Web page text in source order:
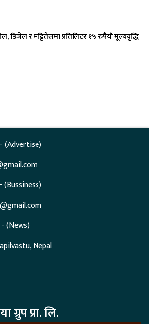
डिजेल र मट्टितेलमा प्रतिलिटर १५ रुपैयाँ मूल्यवृद्धि
(Advertise)
(Bussiness)
(News)
Nepal
ग्रुप प्रा. लि.